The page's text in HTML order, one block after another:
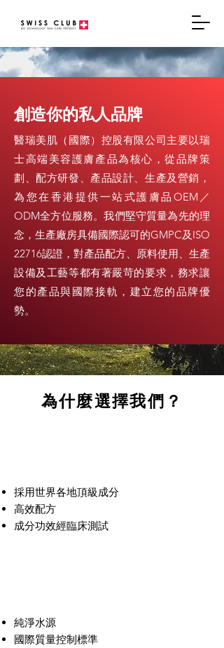
創造你的私人品牌
醫瑞美肌（國際）控股有限公司主要以瑞
士高端美容護膚產品為核心，從品牌策
劃、配方研發、產品設計、生產及營銷，
為您在香港提供一站式護膚品OEM／
ODM全方位服務。我們堅守質量為先的理
念，生產廠房具備國際認可的GMPC及ISO
22716認證，對產品配方、原料使用、生產
設備及工藝等都有著嚴苛的要求，務求讓
您的產品與國際接軌，建立您的品牌優
勢。
為什麼選擇我們？
採用世界各地頂級成分
高效配方
成分功效經臨床測試
純淨水源
國際質量控制標準